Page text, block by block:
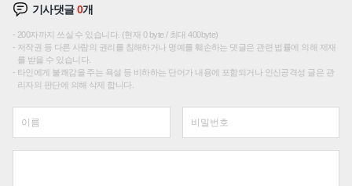
기사댓글0개
200자까지 쓰실 수 있습니다. (현재 0 byte / 최대 400byte)
저작권 등 다른 사람의 권리를 침해하거나 명예를 훼손하는 댓글은 관련 법률에 의해 제재
를 받을 수 있습니다.
타인에게 불쾌감을 주는 욕설 등 비하하는 단어가 내용에 포함되거나 인신공격성 글은 관
리자의 판단에 의해 삭제 합니다.